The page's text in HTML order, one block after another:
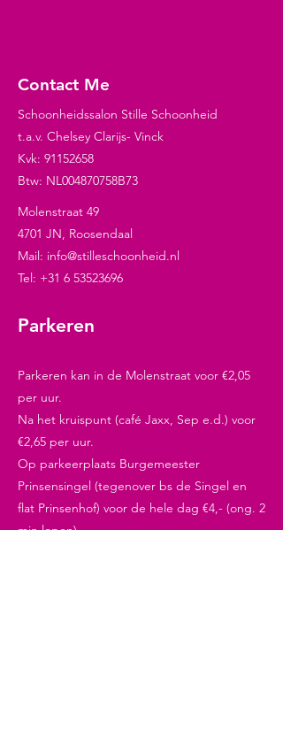
Contact Me
Schoonheidssalon Stille Schoonheid
t.a.v. Chelsey Clarijs- Vinck
Kvk: 91152658
Btw: NL004870758B73
Molenstraat 49
4701 JN, Roosendaal
Mail: info@stilleschoonheid.nl
Tel: +31 6 53523696
Parkeren
Parkeren kan in de Molenstraat voor €2,05
per uur.
Na het kruispunt (café Jaxx, Sep e.d.) voor
€2,65 per uur.
Op parkeerplaats Burgemeester
Prinsensingel (tegenover bs de Singel en
flat Prinsenhof) voor de hele dag €4,- (ong. 2
min lopen).